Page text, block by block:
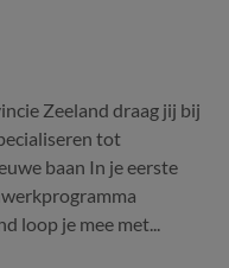
Zeeland draag jij bij
tot
baan In je eerste
loop je mee met...